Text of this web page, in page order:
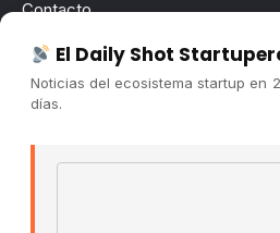
Contacto
Publicidad
Convocatorias
El Daily Shot
Noticias del ecosistema startup en
días.